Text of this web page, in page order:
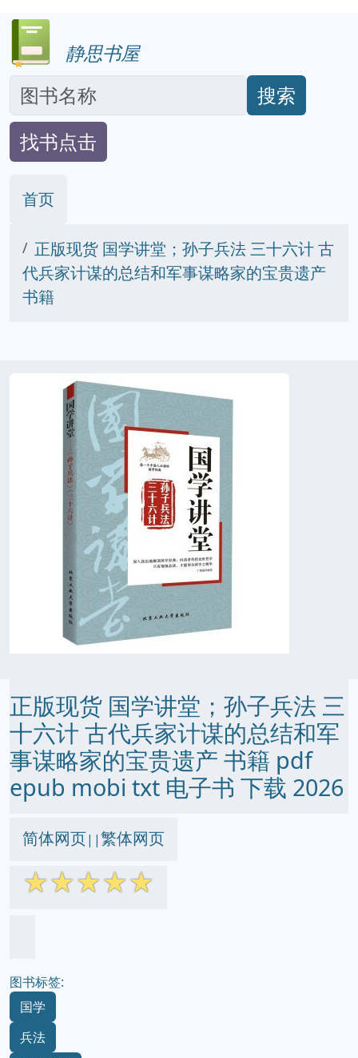
静思书屋
搜索
找书点击
首页
正版现货 国学讲堂；孙子兵法 三十六计 古
代兵家计谋的总结和军事谋略家的宝贵遗产
书籍
正版现货 国学讲堂；孙子兵法 三
十六计 古代兵家计谋的总结和军
事谋略家的宝贵遗产 书籍 pdf
epub mobi txt 电子书 下载 2026
简体网页||繁体网页
☆☆☆☆☆
图书标签:
国学
兵法